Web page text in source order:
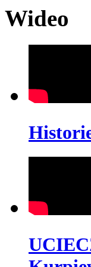
Wideo